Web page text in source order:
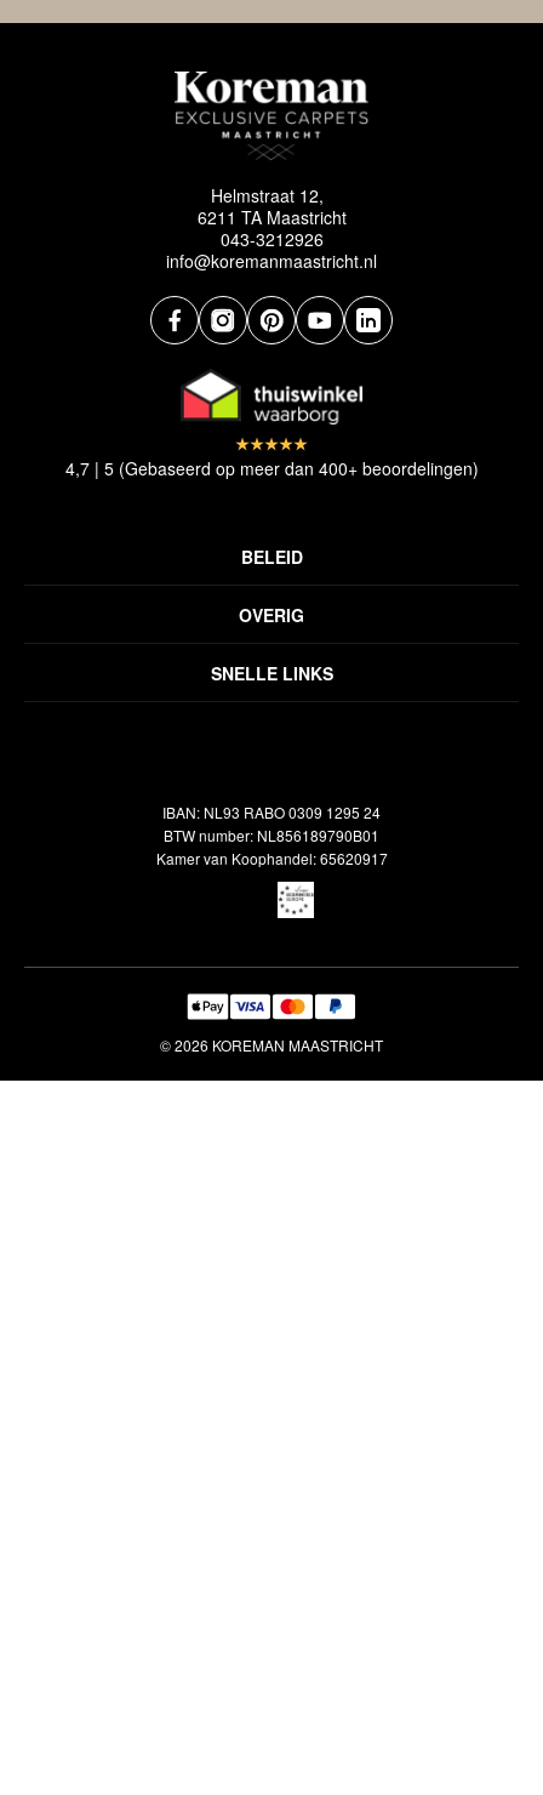
Helmstraat 12,
6211 TA Maastricht
043-3212926
info@koremanmaastricht.nl
SNELLE LINKS
OVERIG
Inspiratie
Veelgestelde vragen
BELEID
Disclaimer
Verzendbeleid
4,7 | 5 (Gebaseerd op meer dan 400+ beoordelingen)
IBAN: NL93 RABO 0309 1295 24
BTW number: NL856189790B01
Kamer van Koophandel: 65620917
© 2026 KOREMAN MAASTRICHT